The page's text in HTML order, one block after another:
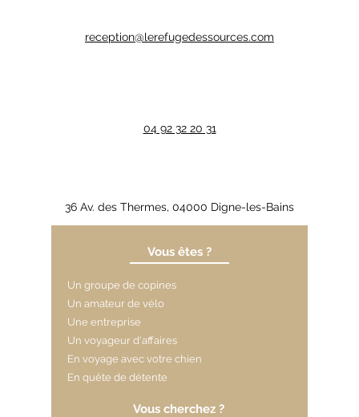
reception@lerefugedessources.com
04 92 32 20 31
36 Av. des Thermes, 04000 Digne-les-Bains
Vous êtes ?
Un groupe de copines
Un amateur de vélo
Une entreprise
Un voyageur d'affaires
En voyage avec votre chien
En quête de détente
Vous cherchez ?